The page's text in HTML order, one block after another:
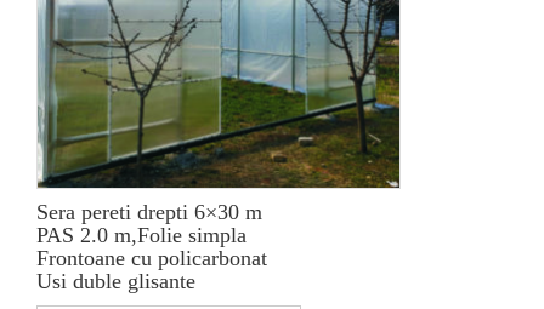
Sera pereti drepti 6×30 m
PAS 2.0 m,Folie simpla
Frontoane cu policarbonat
Usi duble glisante